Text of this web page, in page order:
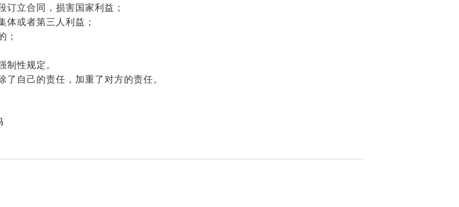
立合同，损害国家利益；
体或者第三人利益；
；
性规定。
自己的责任，加重了对方的责任。